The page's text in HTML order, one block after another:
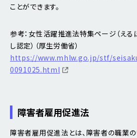
ことができます。
参考：女性活躍推進法特集ページ（える
し認定）（厚生労働省）
https://www.mhlw.go.jp/stf/
0091025.html
障害者雇用促進法
障害者雇用促進法とは、障害者の職業